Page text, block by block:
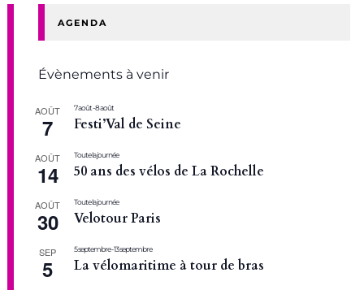
AGENDA
Évènements à venir
AOÛT
7
7 août-8 août
Festi’Val de Seine
AOÛT
14
Toute la journée
50 ans des vélos de La Rochelle
AOÛT
30
Toute la journée
Velotour Paris
SEP
5
5 septembre-13 septembre
La vélomaritime à tour de bras